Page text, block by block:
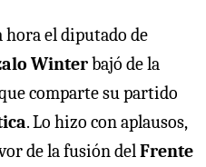
hora el diputado de
Winterbajó de la
comparte su partido
. Lo hizo con aplausos,
de la fusión delFrente